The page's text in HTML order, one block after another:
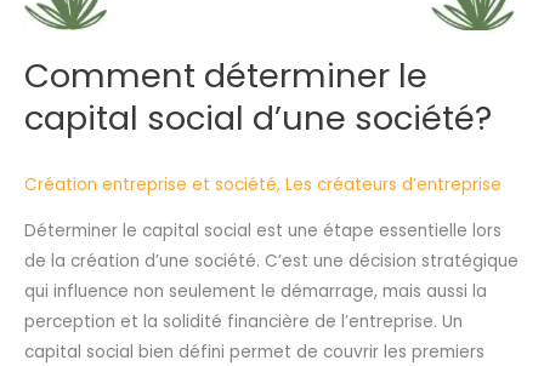
Comment déterminer le
capital social d’une société?
Création entreprise et société, Les créateurs d’entreprise
Déterminer le capital social est une étape essentielle lors
de la création d’une société. C’est une décision stratégique
qui influence non seulement le démarrage, mais aussi la
perception et la solidité financière de l’entreprise. Un
capital social bien défini permet de couvrir les premiers